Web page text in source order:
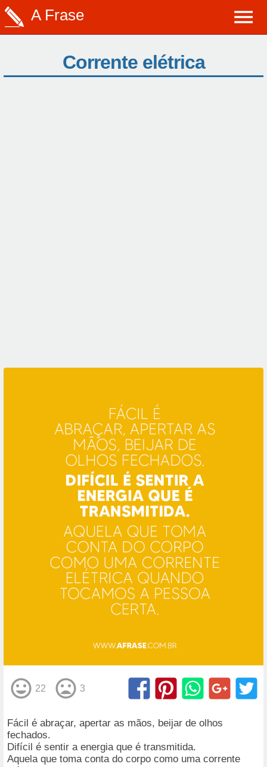
A Frase
Corrente elétrica
22 3
Fácil é abraçar, apertar as mãos, beijar de olhos
fechados.
Difícil é sentir a energia que é transmitida.
Aquela que toma conta do corpo como uma corrente